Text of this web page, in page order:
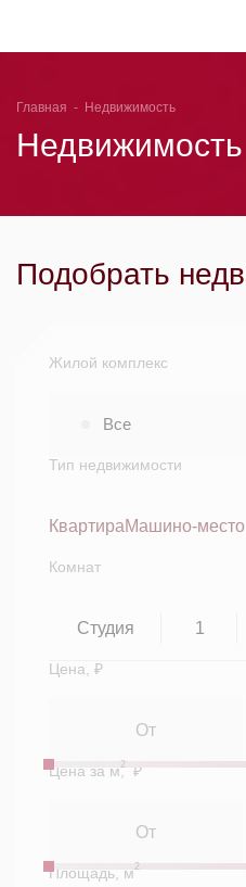
Главная - Недвижимость
Недвижимость
Подобрать
Жилой комплекс
Все
Тип недвижимости
КвартираМашино-место
Комнат
Студия 1
Цена, ₽
Цена за м2
, ₽
Площадь, м2